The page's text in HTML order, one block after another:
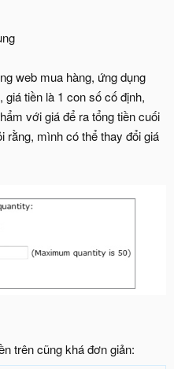
web mua hàng, ứng dụng
tiền là 1 con số cố định,
với giá để ra tổng tiền cuối
rằng, mình có thể thay đổi giá
trên cũng khá đơn giản: